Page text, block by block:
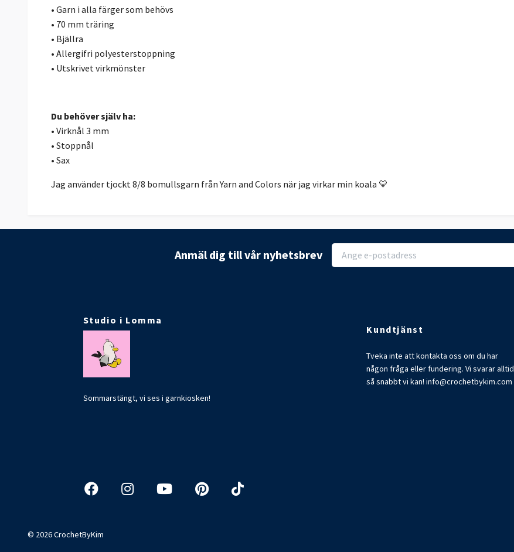
• Garn i alla färger som behövs
• 70 mm träring
• Bjällra
• Allergifri polyesterstoppning
• Utskrivet virkmönster
Du behöver själv ha:
• Virknål 3 mm
• Stoppnål
• Sax
Jag använder tjockt 8/8 bomullsgarn frånYarn and Colors när jag virkar min koala 💛
Anmäl dig till vår nyhetsbrev
Studio i Lomma
Sommarstängt, vi ses i garnkiosken!
Kundtjänst
Tveka inte att kontakta oss om du har
någon fråga eller fundering. Vi svarar alltid
så snabbt vi kan!info@crochetbykim.com
© 2026 CrochetByKim